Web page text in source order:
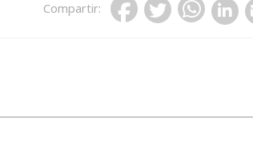
Compartir: